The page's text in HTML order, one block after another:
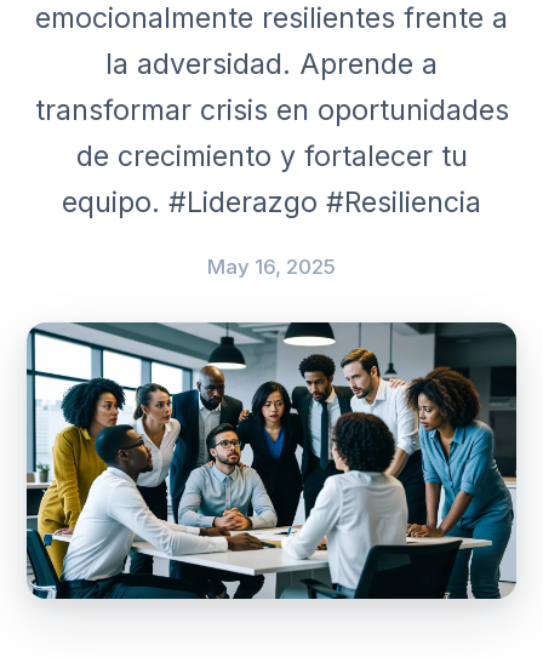
emocionalmente resilientes frente a
la adversidad. Aprende a
transformar crisis en oportunidades
de crecimiento y fortalecer tu
equipo. #Liderazgo #Resiliencia
May 16, 2025